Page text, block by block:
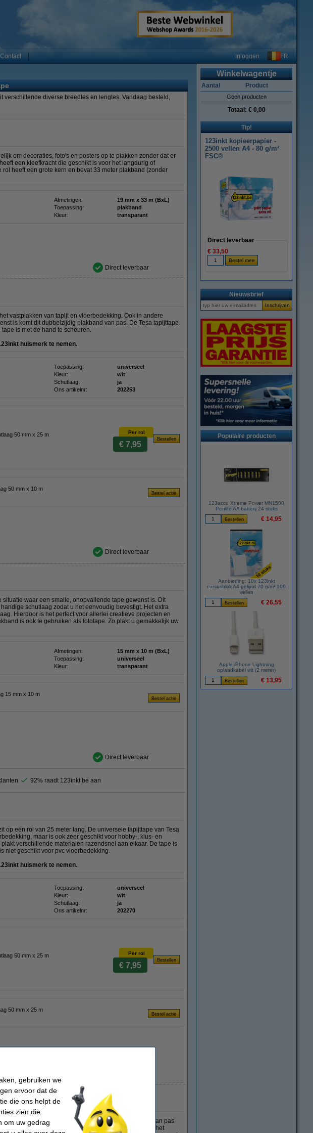
Contact Inloggen FR
verschillende diverse breedtes en lengtes. Vandaag besteld,
om decoraties, foto's en posters op te plakken zonder dat er
een kleefkracht die geschikt is voor het langdurig of
heeft een grote kern en bevat 33 meter plakband (zonder
Afmetingen:
19 mm x 33 m (BxL)
Toepassing:
plakband
Kleur: transparant
Direct leverbaar
vastplakken van tapijt en vloerbedekking. Ook in andere
is komt dit dubbelzijdig plakband van pas. De Tesa tapijttape
is met de hand te scheuren.
huismerk te nemen.
Toepassing:
universeel
Kleur:
wit
Schutlaag:
ja
Ons artikelnr: 202253
50 mm x 25 m
Per rol
€ 7,95
50 mm x 10 m
Direct leverbaar
waar een smalle, onopvallende tape gewenst is. Dit
schutlaag zodat u het eenvoudig bevestigt. Het extra
Hierdoor is het perfect voor allerlei creatieve projecten en
is ook te gebruiken als fototape. Zo plakt u gemakkelijk uw
Afmetingen:
15 mm x 10 m (BxL)
Toepassing:
universeel
Kleur: transparant
15 mm x 10 m
Direct leverbaar
92% raadt 123inkt.be aan
op een rol van 25 meter lang. De universele tapijttape van Tesa
maar is ook zeer geschikt voor hobby-, klus- en
verschillende materialen razendsnel aan elkaar. De tape is
niet geschikt voor pvc vloerbedekking.
huismerk te nemen.
Toepassing:
universeel
Kleur:
wit
Schutlaag:
ja
Ons artikelnr: 202270
50 mm x 25 m
Per rol
€ 7,95
50 mm x 25 m
een kleine rol van 2,75 meter. De knutseltape komt van pas
bij het inplakken van foto's. Dubbelzijdige tape maakt het
Winkelwagentje
Aantal Product
Geen producten
Totaal: € 0,00
Tip!
123inkt kopieerpapier -
2500 vellen A4 - 80 g/m²
FSC®
Direct leverbaar
€ 33,50
Nieuwsbrief
Populaire producten
123accu Xtreme Power MN1500
Penlite AA batterij 24 stuks
€ 14,95
Aanbieding: 10x 123inkt
cursusblok A4 gelijnd 70 g/m² 100
vellen
€ 26,55
Apple iPhone Lightning
oplaadkabel wit (2 meter)
€ 13,95
gebruiken we
ervoor dat de
die ons helpt de
zien die
om uw gedrag